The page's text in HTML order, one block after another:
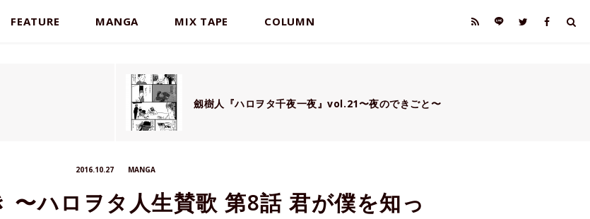
FEATURE MANGA MIX TAPE COLUMN
劔樹人『ハロヲタ千夜一夜』vol.21〜夜のできごと〜
2016.10.27 MANGA
〜ハロヲタ人生賛歌 第8話 君が僕を知っ